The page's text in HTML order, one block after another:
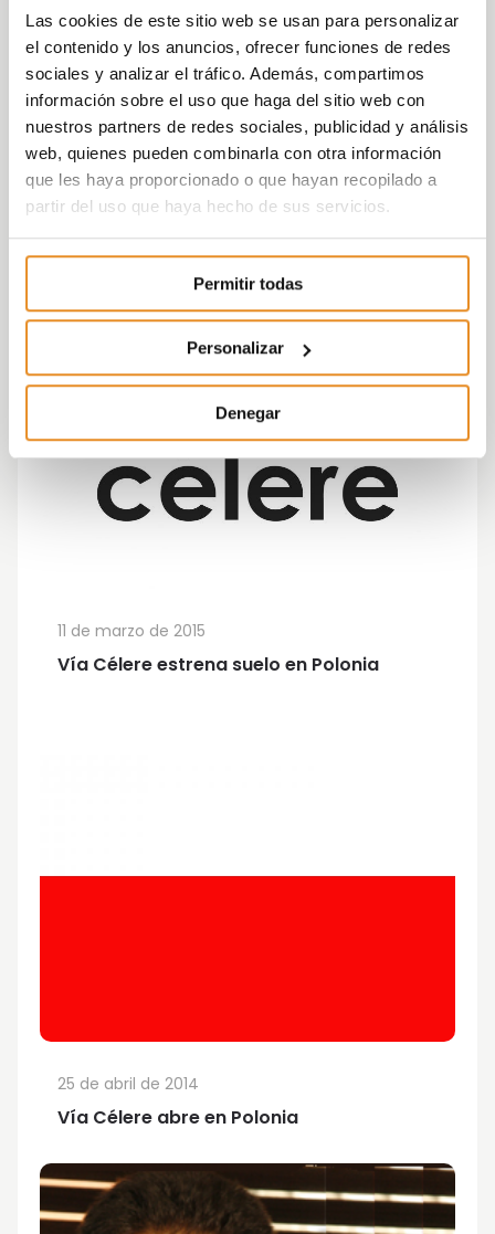
Las cookies de este sitio web se usan para personalizar
el contenido y los anuncios, ofrecer funciones de redes
sociales y analizar el tráfico. Además, compartimos
información sobre el uso que haga del sitio web con
nuestros partners de redes sociales, publicidad y análisis
web, quienes pueden combinarla con otra información
que les haya proporcionado o que hayan recopilado a
partir del uso que haya hecho de sus servicios.
Permitir todas
Personalizar
Denegar
Vía Célere estrena suelo en Polonia
11 de marzo de 2015
Vía Célere abre en Polonia
25 de abril de 2014